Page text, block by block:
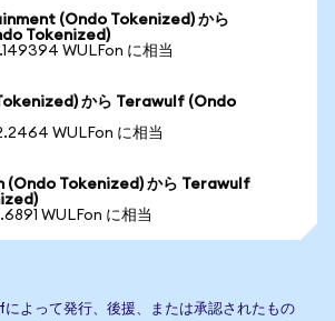
(Ondo Tokenized) から
Tokenized)
WULFon に相当
から Terawulf (Ondo
WULFon に相当
(Ondo Tokenized) から Terawulf
WULFon に相当
よって発行、後援、または承認されたもの